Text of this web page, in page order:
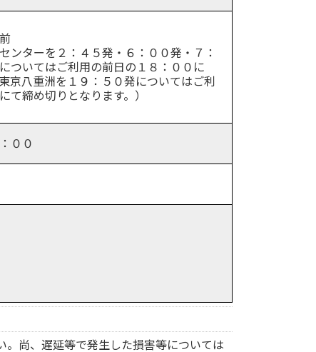
ンターを２：４５発・６：００発・７：
ついてはご利用の前日の１８：００に
京八重洲を１９：５０発についてはご利
て締め切りとなります。）
００
尚、遅延等で発生した損害等については